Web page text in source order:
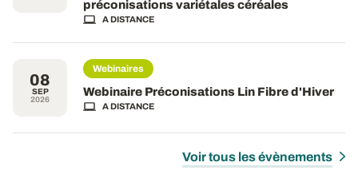
préconisations variétales céréales
A DISTANCE
08
SEP
2026
Webinaires
Webinaire Préconisations Lin Fibre d'Hiver
A DISTANCE
Voir tous les évènements